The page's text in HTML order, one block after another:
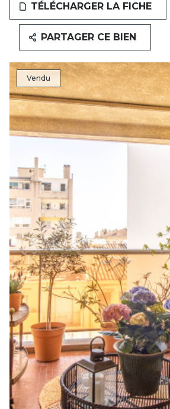
TÉLÉCHARGER LA FICHE
PARTAGER CE BIEN
Vendu